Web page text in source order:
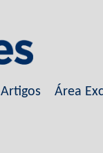
Artigos Área